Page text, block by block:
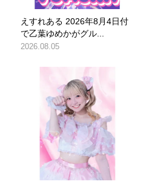
えすれある 2026年8月4日付
で乙葉ゆめかがグル...
2026.08.05